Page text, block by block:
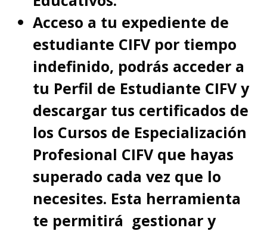
Acceso a tu expediente de
estudiante CIFV por tiempo
indefinido, podrás acceder a
tu Perfil de Estudiante CIFV y
descargar tus certificados de
los Cursos de Especialización
Profesional CIFV que hayas
superado cada vez que lo
necesites. Esta herramienta
te permitirá gestionar y